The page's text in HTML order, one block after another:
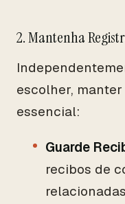
2. Mantenha
escolher,
essencial:
Guarde
recibos de